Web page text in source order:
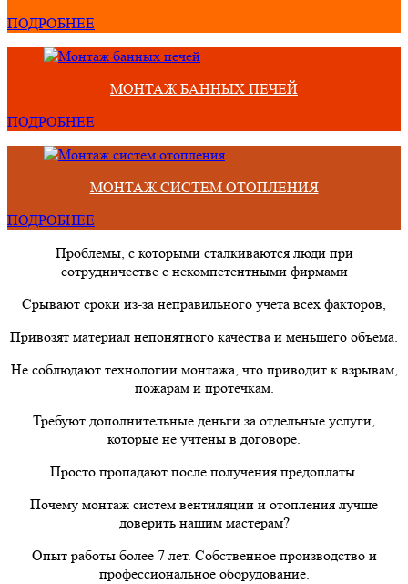
ПОДРОБНЕЕ
МОНТАЖ БАННЫХ ПЕЧЕЙ
ПОДРОБНЕЕ
МОНТАЖ СИСТЕМ ОТОПЛЕНИЯ
ПОДРОБНЕЕ
Проблемы, с которыми сталкиваются люди при
сотрудничестве с некомпетентными фирмами
Срывают сроки из-за неправильного учета всех факторов,
Привозят материал непонятного качества и меньшего объема.
Не соблюдают технологии монтажа, что приводит к взрывам,
пожарам и протечкам.
Требуют дополнительные деньги за отдельные услуги,
которые не учтены в договоре.
Просто пропадают после получения предоплаты.
Почему монтаж систем вентиляции и отопления лучше
доверить нашим мастерам?
Опыт работы более 7 лет. Собственное производство и
профессиональное оборудование.